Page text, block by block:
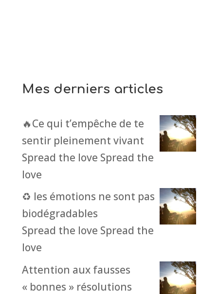
Mes derniers articles
🔥Ce qui t’empêche de te
sentir pleinement vivant
Spread the love Spread the
love
♻️ les émotions ne sont pas
biodégradables
Spread the love Spread the
love
Attention aux fausses
« bonnes » résolutions